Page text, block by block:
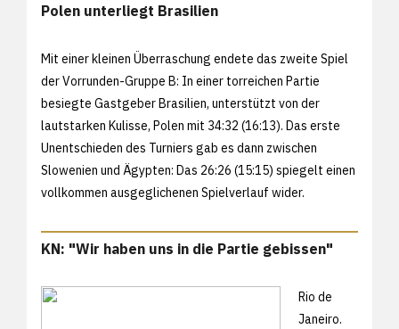
Polen unterliegt Brasilien
Mit einer kleinen Überraschung endete das zweite Spiel
der Vorrunden-Gruppe B: In einer torreichen Partie
besiegte Gastgeber Brasilien, unterstützt von der
lautstarken Kulisse, Polen mit 34:32 (16:13). Das erste
Unentschieden des Turniers gab es dann zwischen
Slowenien und Ägypten: Das 26:26 (15:15) spiegelt einen
vollkommen ausgeglichenen Spielverlauf wider.
KN: "Wir haben uns in die Partie gebissen"
Rio de
Janeiro.